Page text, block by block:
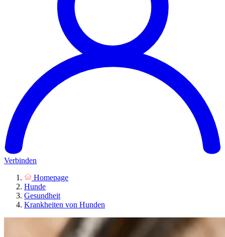
Verbinden
Homepage
Hunde
Gesundheit
Krankheiten von Hunden